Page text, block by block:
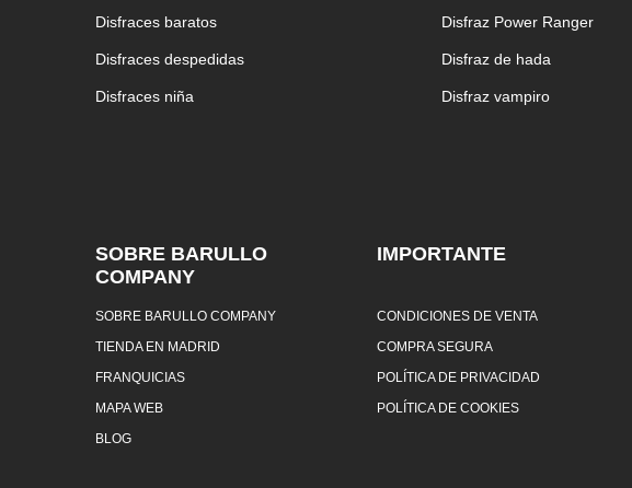
Disfraces baratos
Disfraces despedidas
Disfraces niña
Disfraz Power Ranger
Disfraz de hada
Disfraz vampiro
SOBRE BARULLO
COMPANY
SOBRE BARULLO COMPANY
TIENDA EN MADRID
FRANQUICIAS
MAPA WEB
BLOG
IMPORTANTE
CONDICIONES DE VENTA
COMPRA SEGURA
POLÍTICA DE PRIVACIDAD
POLÍTICA DE COOKIES